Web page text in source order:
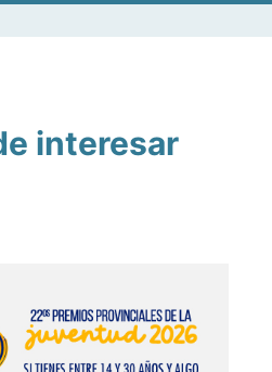
interesar